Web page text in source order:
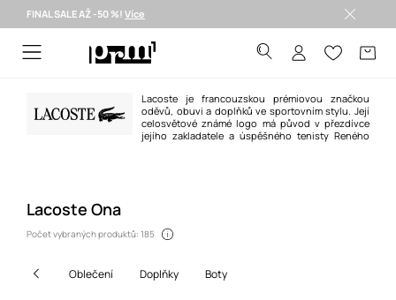
FINAL SALE AŽ -50 %! Více
Lacoste je francouzskou prémiovou značkou
oděvů, obuvi a doplňků ve sportovním stylu. Její
celosvětové známé logo má původ v přezdívce
jejího zakladatele a úspěšného tenisty Reného
Lacoste Ona
Počet vybraných produktů: 185
oblečení doplňky boty